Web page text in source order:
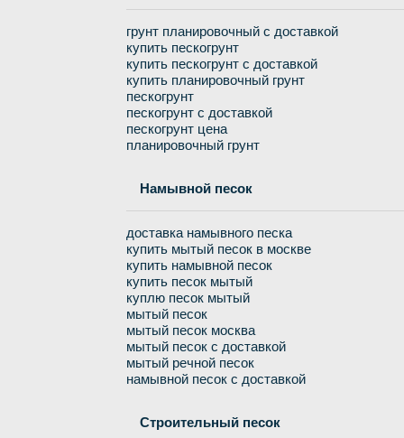
грунт планировочный с доставкой
купить пескогрунт
купить пескогрунт с доставкой
купить планировочный грунт
пескогрунт
пескогрунт с доставкой
пескогрунт цена
планировочный грунт
Намывной песок
доставка намывного песка
купить мытый песок в москве
купить намывной песок
купить песок мытый
куплю песок мытый
мытый песок
мытый песок москва
мытый песок с доставкой
мытый речной песок
намывной песок с доставкой
Строительный песок